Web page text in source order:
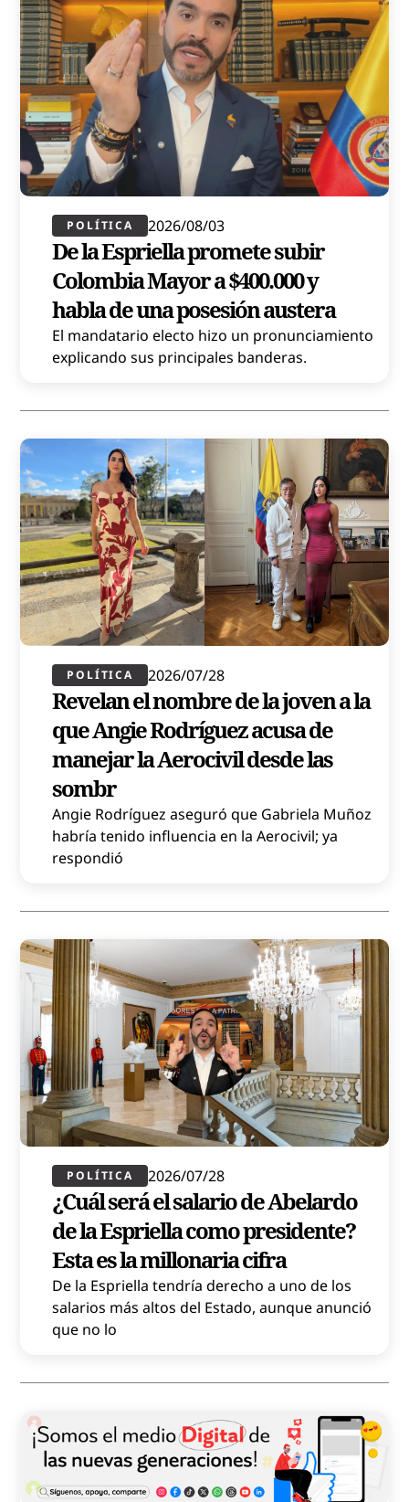
POLÍTICA​ 2026/08/03
De la Espriella promete subir
Colombia Mayor a $400.000 y
habla de una posesión austera
El mandatario electo hizo un pronunciamiento
explicando sus principales banderas.
POLÍTICA​ 2026/07/28
Revelan el nombre de la joven a la
que Angie Rodríguez acusa de
manejar la Aerocivil desde las
sombr
Angie Rodríguez aseguró que Gabriela Muñoz
habría tenido influencia en la Aerocivil; ya
respondió
POLÍTICA​ 2026/07/28
¿Cuál será el salario de Abelardo
de la Espriella como presidente?
Esta es la millonaria cifra
De la Espriella tendría derecho a uno de los
salarios más altos del Estado, aunque anunció
que no lo